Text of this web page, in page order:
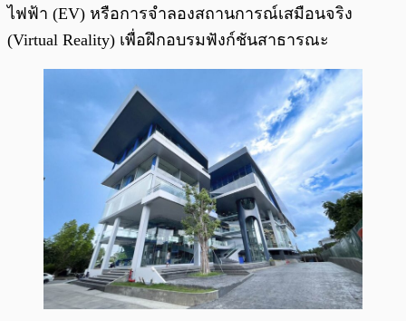
ไฟฟ้า (EV) หรือการจำลองสถานการณ์เสมือนจริง
(Virtual Reality) เพื่อฝึกอบรมฟังก์ชันสาธารณะ